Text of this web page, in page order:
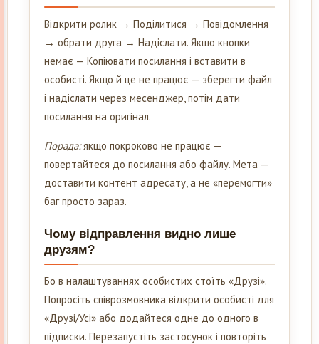
Відкрити ролик → Поділитися → Повідомлення
→ обрати друга → Надіслати. Якщо кнопки
немає — Копіювати посилання і вставити в
особисті. Якщо й це не працює — зберегти файл
і надіслати через месенджер, потім дати
посилання на оригінал.
Порада:якщо покроково не працює —
повертайтеся до посилання або файлу. Мета —
доставити контент адресату, а не «перемогти»
баг просто зараз.
Чому відправлення видно лише
друзям?
Бо в налаштуваннях особистих стоїть «Друзі».
Попросіть співрозмовника відкрити особисті для
«Друзі/Усі» або додайтеся одне до одного в
підписки. Перезапустіть застосунок і повторіть